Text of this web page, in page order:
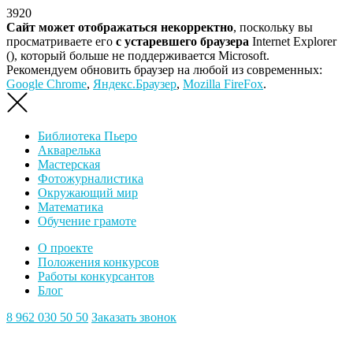
3920
Сайт может отображаться некорректно, поскольку вы
просматриваете его с устаревшего браузера Internet Explorer
(), который больше не поддерживается Microsoft.
Рекомендуем обновить браузер на любой из современных:
Google Chrome, Яндекс.Браузер, Mozilla FireFox.
Библиотека Пьеро
Акварелька
Мастерская
Фотожурналистика
Окружающий мир
Математика
Обучение грамоте
О проекте
Положения конкурсов
Работы конкурсантов
Блог
8 962 030 50 50 Заказать звонок